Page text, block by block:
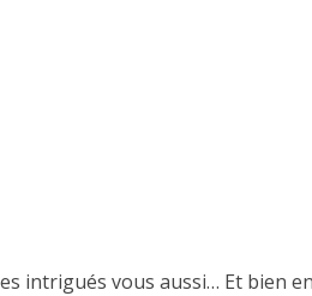
intrigués vous aussi… Et bien